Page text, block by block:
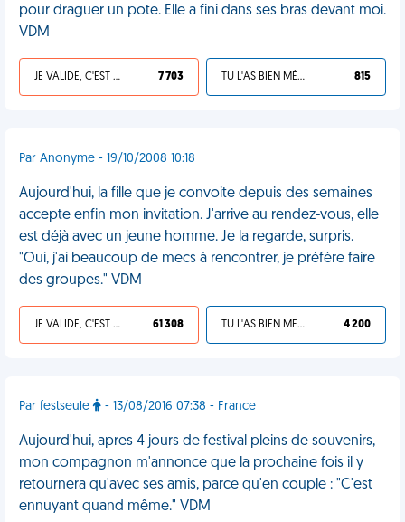
pour draguer un pote. Elle a fini dans ses bras devant moi.
VDM
JE VALIDE, C'EST UNE VDM 7 703 TU L'AS BIEN MÉRITÉ 815
Par Anonyme - 19/10/2008 10:18
Aujourd'hui, la fille que je convoite depuis des semaines
accepte enfin mon invitation. J'arrive au rendez-vous, elle
est déjà avec un jeune homme. Je la regarde, surpris.
"Oui, j'ai beaucoup de mecs à rencontrer, je préfère faire
des groupes." VDM
JE VALIDE, C'EST UNE VDM 61 308 TU L'AS BIEN MÉRITÉ 4 200
Par festseule - 13/08/2016 07:38 - France
Aujourd'hui, apres 4 jours de festival pleins de souvenirs,
mon compagnon m'annonce que la prochaine fois il y
retournera qu'avec ses amis, parce qu'en couple : "C'est
ennuyant quand même." VDM